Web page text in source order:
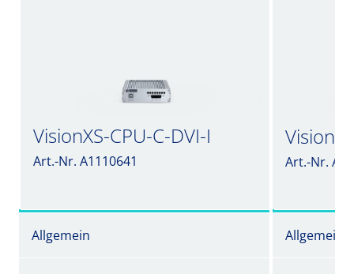
VisionXS-CPU-C-DVI-I
Art.-Nr. A1110641 Art.-Nr.
Allgemein Allgemein